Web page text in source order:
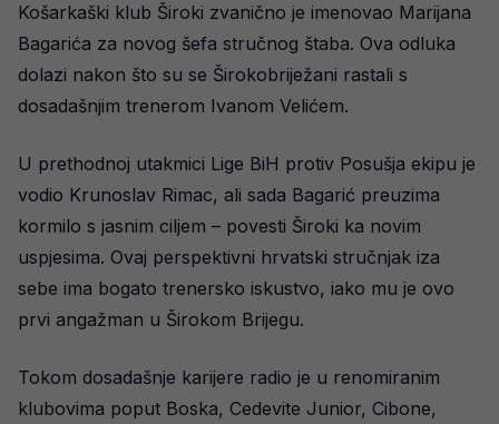
Košarkaški klub Široki zvanično je imenovao Marijana
Bagarića za novog šefa stručnog štaba. Ova odluka
dolazi nakon što su se Širokobriježani rastali s
dosadašnjim trenerom Ivanom Velićem.
U prethodnoj utakmici Lige BiH protiv Posušja ekipu je
vodio Krunoslav Rimac, ali sada Bagarić preuzima
kormilo s jasnim ciljem – povesti Široki ka novim
uspjesima. Ovaj perspektivni hrvatski stručnjak iza
sebe ima bogato trenersko iskustvo, iako mu je ovo
prvi angažman u Širokom Brijegu.
Tokom dosadašnje karijere radio je u renomiranim
klubovima poput Boska, Cedevite Junior, Cibone,